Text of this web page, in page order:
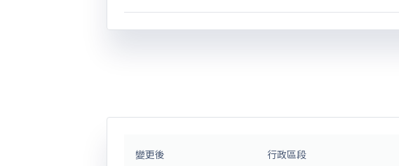
變更後 行政區段